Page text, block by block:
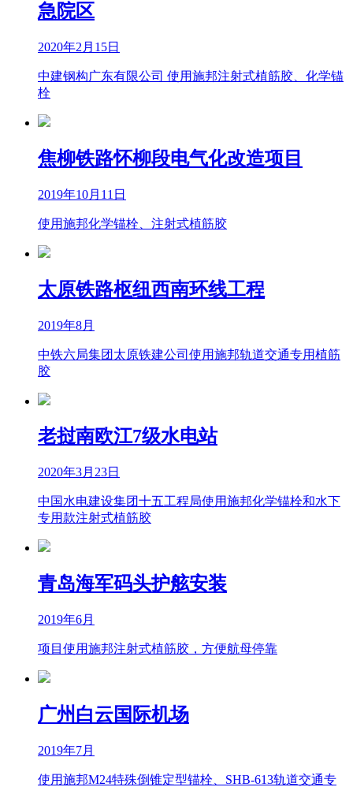
急院区
2020年2月15日
中建钢构广东有限公司 使用施邦注射式植筋胶、化学锚
栓
焦柳铁路怀柳段电气化改造项目
2019年10月11日
使用施邦化学锚栓、注射式植筋胶
太原铁路枢纽西南环线工程
2019年8月
中铁六局集团太原铁建公司使用施邦轨道交通专用植筋
胶
老挝南欧江7级水电站
2020年3月23日
中国水电建设集团十五工程局使用施邦化学锚栓和水下
专用款注射式植筋胶
青岛海军码头护舷安装
2019年6月
项目使用施邦注射式植筋胶，方便航母停靠
广州白云国际机场
2019年7月
使用施邦M24特殊倒锥定型锚栓、SHB-613轨道交通专